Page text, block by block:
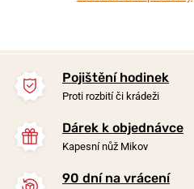
Pojištění hodinek
Proti rozbití či krádeži
Dárek k objednávce
Kapesní nůž Mikov
90 dní na vrácení